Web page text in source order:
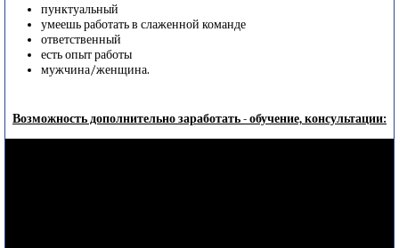
пунктуальный
умеешь работать в слаженной команде
ответственный
есть опыт работы
мужчина/женщина.
Возможность дополнительно заработать - обучение, консультации: